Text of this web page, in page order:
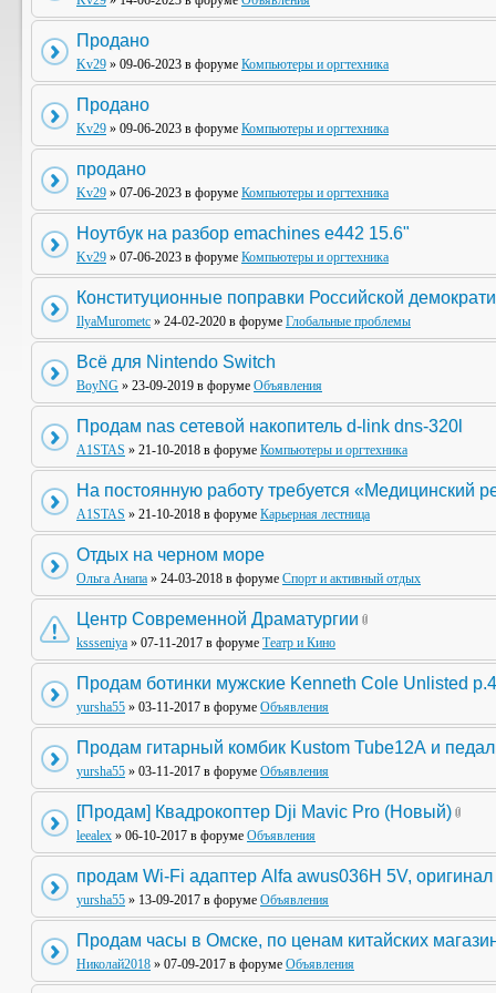
Продано
Kv29 » 09-06-2023 в форуме Компьютеры и оргтехника
Продано
Kv29 » 09-06-2023 в форуме Компьютеры и оргтехника
продано
Kv29 » 07-06-2023 в форуме Компьютеры и оргтехника
Ноутбук на разбор emachines e442 15.6"
Kv29 » 07-06-2023 в форуме Компьютеры и оргтехника
Конституционные поправки Российской
IlyaMurometc » 24-02-2020 в форуме Глобальные проблемы
Всё для Nintendo Switch
BoyNG » 23-09-2019 в форуме Объявления
Продам nas сетевой накопитель d-link dns-320l
A1STAS » 21-10-2018 в форуме Компьютеры и оргтехника
На постоянную работу требуется «Медицинский
A1STAS » 21-10-2018 в форуме Карьерная лестница
Отдых на черном море
Ольга Анапа » 24-03-2018 в форуме Спорт и активный отдых
Центр Современной Драматургии
kssseniya » 07-11-2017 в форуме Театр и Кино
Продам ботинки мужские Kenneth Cole Unlisted
yursha55 » 03-11-2017 в форуме Объявления
Продам гитарный комбик Kustom Tube12А и
yursha55 » 03-11-2017 в форуме Объявления
[Продам] Квадрокоптер Dji Mavic Pro (Новый)
leealex » 06-10-2017 в форуме Объявления
продам Wi-Fi адаптер Alfa awus036H 5V, оригинал
yursha55 » 13-09-2017 в форуме Объявления
Продам часы в Омске, по ценам китайских
Николай2018 » 07-09-2017 в форуме Объявления